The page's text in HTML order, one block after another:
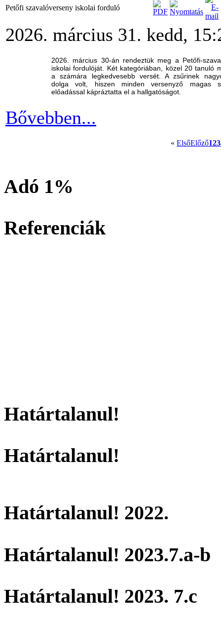
Petőfi szavalóverseny iskolai forduló
2026. március 31. kedd,
2026. március 30-án rendeztük meg a Petőfi-
iskolai fordulóját. Két kategóriában, közel 20 tanuló
a számára legkedvesebb versét. A zsűrinek
dolga volt, hiszen minden versenyző magas
előadással kápráztatta el a hallgatóságot.
Bővebben...
« ElsőElőző123
Adó 1%
Referenciák
Határtalanul!
Határtalanul!
Határtalanul! 2022.
Határtalanul! 2023.7.a-b
Határtalanul! 2023. 7.c